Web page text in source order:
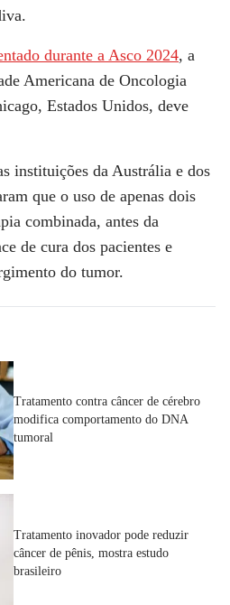
durante a Asco 2024, a
Americana de Oncologia
Estados Unidos, deve
instituições da Austrália e dos
que o uso de apenas dois
combinada, antes da
de cura dos pacientes e
do tumor.
Tratamento contra câncer de cérebro
modifica comportamento do DNA
tumoral
Tratamento inovador pode reduzir
câncer de pênis, mostra estudo
brasileiro